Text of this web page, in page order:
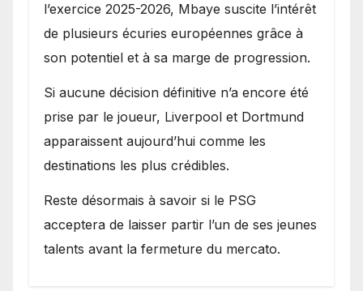
l’exercice 2025-2026, Mbaye suscite l’intérêt
de plusieurs écuries européennes grâce à
son potentiel et à sa marge de progression.
Si aucune décision définitive n’a encore été
prise par le joueur, Liverpool et Dortmund
apparaissent aujourd’hui comme les
destinations les plus crédibles.
Reste désormais à savoir si le PSG
acceptera de laisser partir l’un de ses jeunes
talents avant la fermeture du mercato.